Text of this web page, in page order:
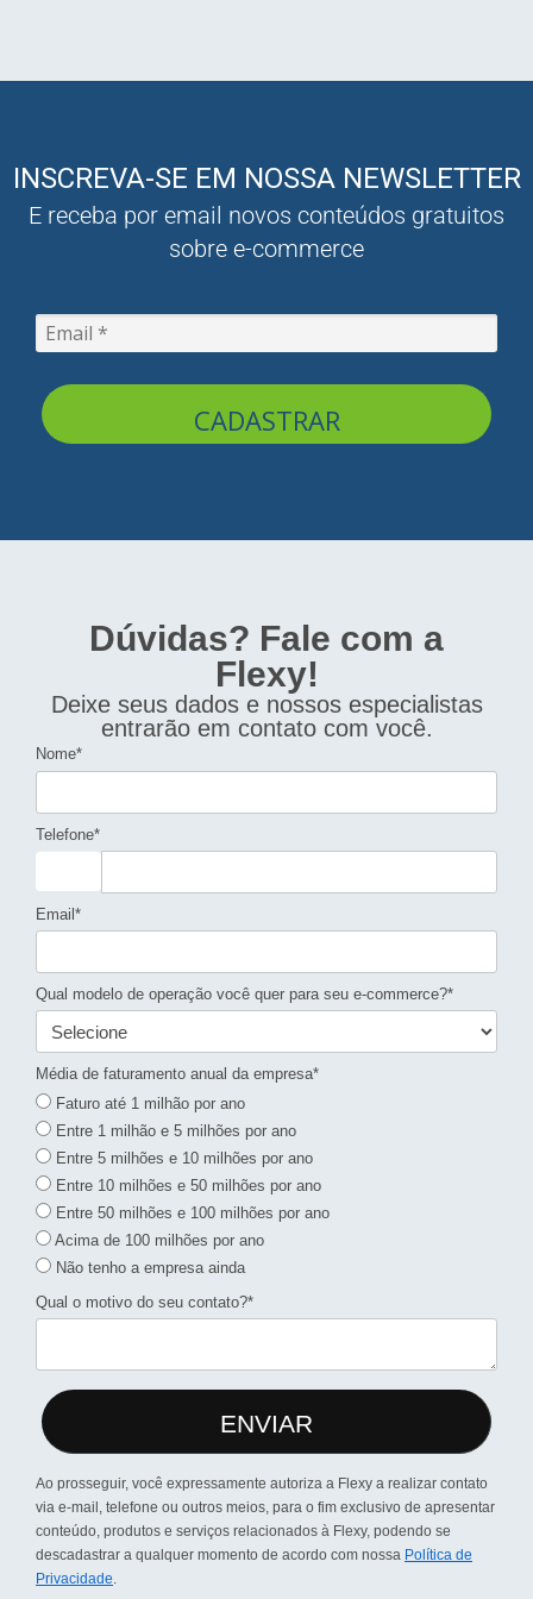
INSCREVA-SE EM NOSSA NEWSLETTER
E receba por email novos conteúdos gratuitos
sobre e-commerce
CADASTRAR
Dúvidas? Fale com a
Flexy!
Deixe seus dados e nossos especialistas
entrarão em contato com você.
Nome*
Telefone*
Email*
Qual modelo de operação você quer para seu e-commerce?*
Média de faturamento anual da empresa*
Faturo até 1 milhão por ano
Entre 1 milhão e 5 milhões por ano
Entre 5 milhões e 10 milhões por ano
Entre 10 milhões e 50 milhões por ano
Entre 50 milhões e 100 milhões por ano
Acima de 100 milhões por ano
Não tenho a empresa ainda
Qual o motivo do seu contato?*
ENVIAR
Ao prosseguir, você expressamente autoriza a Flexy a realizar contato
via e-mail, telefone ou outros meios, para o fim exclusivo de apresentar
conteúdo, produtos e serviços relacionados à Flexy, podendo se
descadastrar a qualquer momento de acordo com nossa Política de
Privacidade.